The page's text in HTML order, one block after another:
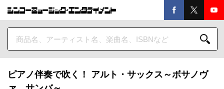
ピアノ伴奏で吹く！ アルト・サックス～ボサノヴ